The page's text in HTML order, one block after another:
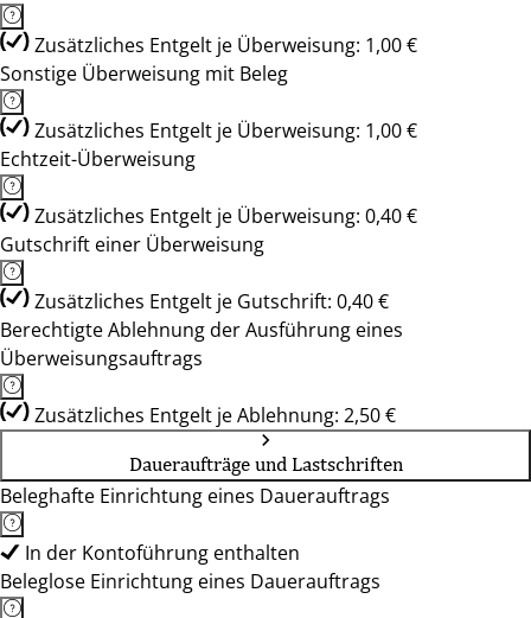
Zusätzliches Entgelt je Überweisung: 1,00 €
Sonstige Überweisung mit Beleg
Zusätzliches Entgelt je Überweisung: 1,00 €
Echtzeit-Überweisung
Zusätzliches Entgelt je Überweisung: 0,40 €
Gutschrift einer Überweisung
Zusätzliches Entgelt je Gutschrift: 0,40 €
Berechtigte Ablehnung der Ausführung eines
Überweisungsauftrags
Zusätzliches Entgelt je Ablehnung: 2,50 €
Daueraufträge und Lastschriften
Beleghafte Einrichtung eines Dauerauftrags
In der Kontoführung enthalten
Beleglose Einrichtung eines Dauerauftrags